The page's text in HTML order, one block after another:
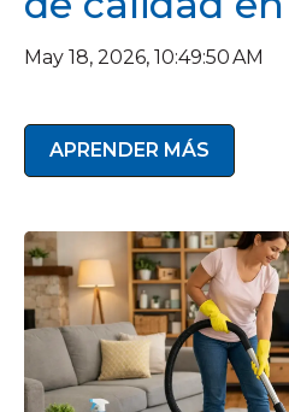
May 18, 2026, 10:49:50 AM
APRENDER MÁS